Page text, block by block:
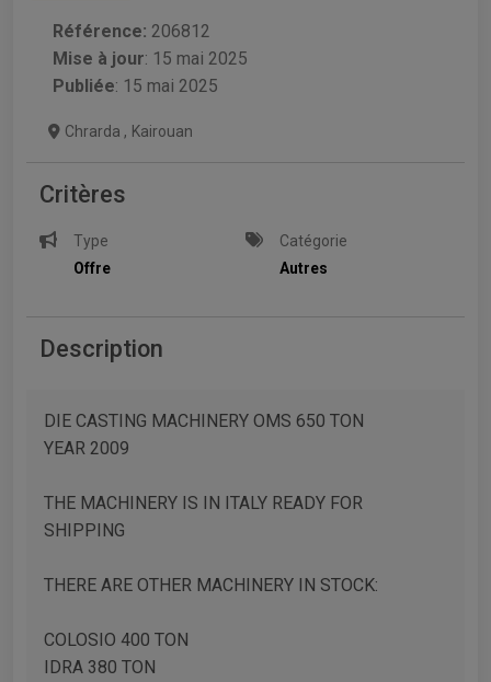
Référence: 206812
Mise à jour: 15 mai 2025
Publiée: 15 mai 2025
Chrarda , Kairouan
Critères
Type
Offre
Catégorie
Autres
Description
DIE CASTING MACHINERY OMS 650 TON
YEAR 2009
THE MACHINERY IS IN ITALY READY FOR
SHIPPING
THERE ARE OTHER MACHINERY IN STOCK:
COLOSIO 400 TON
IDRA 380 TON